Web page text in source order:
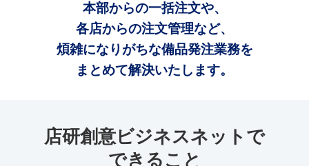
本部からの一括注文や、
各店からの注文管理など、
煩雑になりがちな備品発注業務を
まとめて解決いたします。
店研創意ビジネスネットで
できること